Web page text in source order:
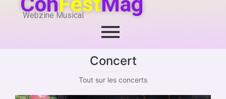
Webzine Musical
Concert
Tout sur les concerts